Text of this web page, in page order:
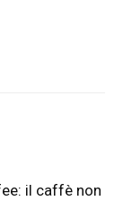
il caffè non